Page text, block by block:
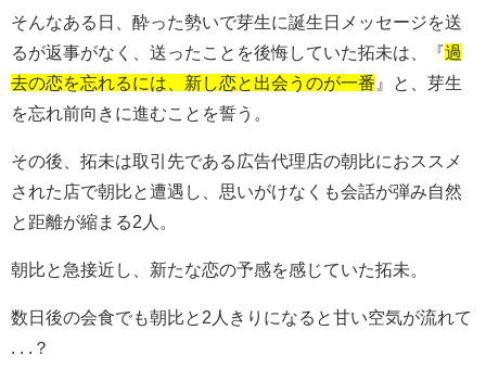
そんなある日、酔った勢いで芽生に誕生日メッセージを送
るが返事がなく、送ったことを後悔していた拓未は、『過
去の恋を忘れるには、新し恋と出会うのが一番 』と、芽生
を忘れ前向きに進むことを誓う。
その後、拓未は取引先である広告代理店の朝比におススメ
された店で朝比と遭遇し、思いがけなくも会話が弾み自然
と距離が縮まる2人。
朝比と急接近し、新たな恋の予感を感じていた拓未。
数日後の会食でも朝比と2人きりになると甘い空気が流れて
. . .？